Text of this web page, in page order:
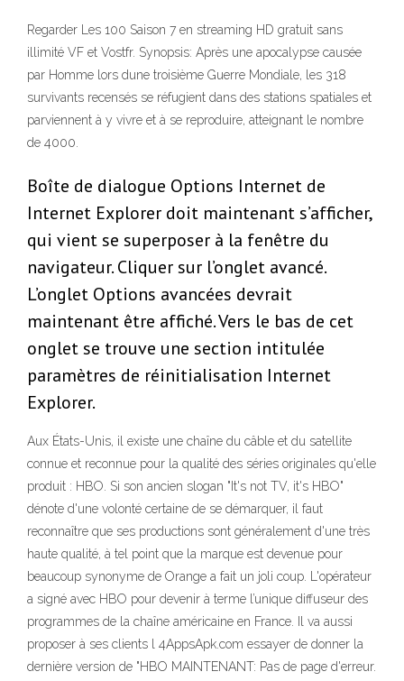
Regarder Les 100 Saison 7 en streaming HD gratuit sans
illimité VF et Vostfr. Synopsis: Après une apocalypse causée
par Homme lors dune troisième Guerre Mondiale, les 318
survivants recensés se réfugient dans des stations spatiales et
parviennent à y vivre et à se reproduire, atteignant le nombre
de 4000.
Boîte de dialogue Options Internet de
Internet Explorer doit maintenant s’afficher,
qui vient se superposer à la fenêtre du
navigateur. Cliquer sur l’onglet avancé.
L’onglet Options avancées devrait
maintenant être affiché. Vers le bas de cet
onglet se trouve une section intitulée
paramètres de réinitialisation Internet
Explorer.
Aux États-Unis, il existe une chaîne du câble et du satellite
connue et reconnue pour la qualité des séries originales qu'elle
produit : HBO. Si son ancien slogan "It's not TV, it's HBO"
dénote d'une volonté certaine de se démarquer, il faut
reconnaître que ses productions sont généralement d'une très
haute qualité, à tel point que la marque est devenue pour
beaucoup synonyme de Orange a fait un joli coup. L'opérateur
a signé avec HBO pour devenir à terme l’unique diffuseur des
programmes de la chaîne américaine en France. Il va aussi
proposer à ses clients l 4AppsApk.com essayer de donner la
dernière version de "HBO MAINTENANT: Pas de page d'erreur.